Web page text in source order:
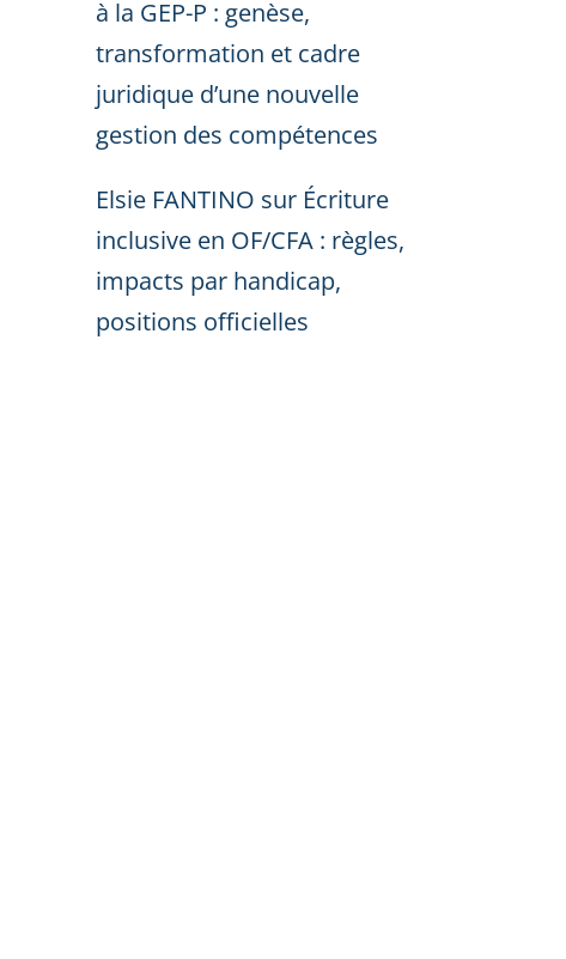
à la GEP-P : genèse,
transformation et cadre
juridique d’une nouvelle
gestion des compétences
Elsie FANTINO sur Écriture
inclusive en OF/CFA : règles,
impacts par handicap,
positions officielles